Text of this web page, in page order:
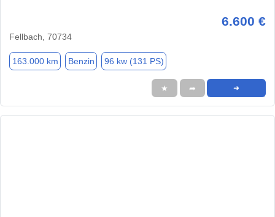
6.600 €
Fellbach, 70734
163.000 km Benzin 96 kw (131 PS)
★ ➦ ➜